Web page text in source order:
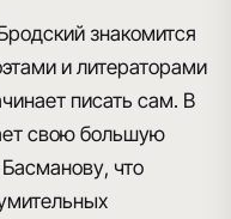
знакомится
и литераторами
писать сам. В
свою большую
, что